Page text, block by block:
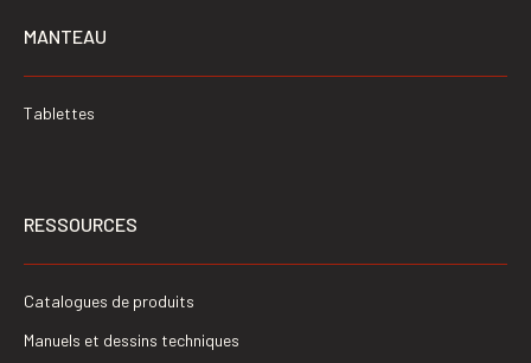
MANTEAU
Tablettes
RESSOURCES
Catalogues de produits
Manuels et dessins techniques